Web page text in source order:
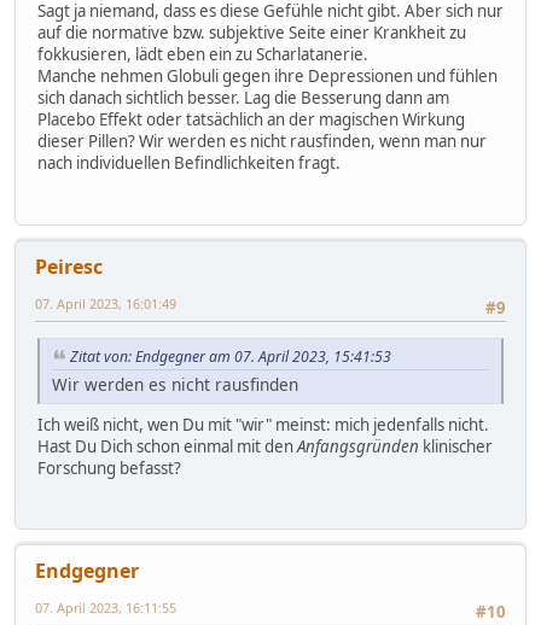
Sagt ja niemand, dass es diese Gefühle nicht gibt. Aber sich nur
auf die normative bzw. subjektive Seite einer Krankheit zu
fokkusieren, lädt eben ein zu Scharlatanerie.
Manche nehmen Globuli gegen ihre Depressionen und fühlen
sich danach sichtlich besser. Lag die Besserung dann am
Placebo Effekt oder tatsächlich an der magischen Wirkung
dieser Pillen? Wir werden es nicht rausfinden, wenn man nur
nach individuellen Befindlichkeiten fragt.
Peiresc
#9
07. April 2023, 16:01:49
Zitat von: Endgegner am 07. April 2023, 15:41:53
Wir werden es nicht rausfinden
Ich weiß nicht, wen Du mit "wir" meinst: mich jedenfalls nicht.
Hast Du Dich schon einmal mit denAnfangsgründen klinischer
Forschung befasst?
Endgegner
#10
07. April 2023, 16:11:55